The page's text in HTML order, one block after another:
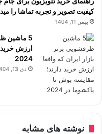
کیفیت تصویر و تجربه تماشا را
بهمن 11, 1404
5 ماشین
ارزش خرید
2024
دی 13, 1404
نوشته های مشابه